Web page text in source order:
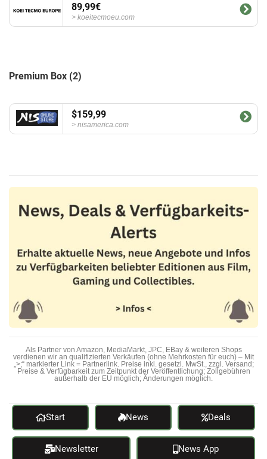
89,99€
koeitecmoeu.com
Premium Box (2)
$159,99
nisamerica.com
Als Partner von Amazon, MediaMarkt, JPC, EBay & weiteren Shops
verdienen wir an qualifizierten Verkäufen (ohne Mehrkosten für euch) – Mit
„>;“ markierter Link = Partnerlink. Preise inkl. gesetzl. MwSt., zzgl. Versand;
Preise & Verfügbarkeit zum Zeitpunkt der Veröffentlichung; Zollgebühren
außerhalb der EU möglich; Änderungen möglich.
Start News Deals
Newsletter News App